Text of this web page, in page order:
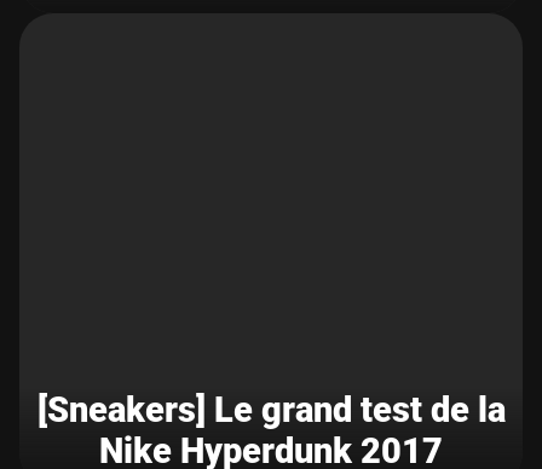
[Sneakers] Le grand test de la
Nike Hyperdunk 2017